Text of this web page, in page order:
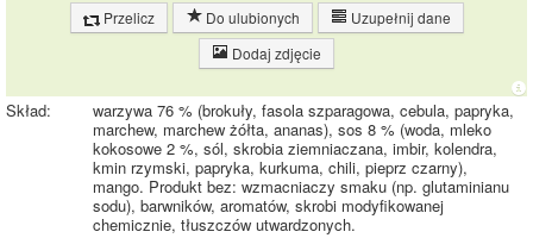
Przelicz Do ulubionych
Uzupełnij dane
Dodaj zdjęcie
Skład:
warzywa 76 % (brokuły, fasola szparagowa, cebula, papryka,
marchew, marchew żółta, ananas), sos 8 % (woda, mleko
kokosowe 2 %, sól, skrobia ziemniaczana, imbir, kolendra,
kmin rzymski, papryka, kurkuma, chili, pieprz czarny),
mango. Produkt bez: wzmacniaczy smaku (np. glutaminianu
sodu), barwników, aromatów, skrobi modyfikowanej
chemicznie, tłuszczów utwardzonych.